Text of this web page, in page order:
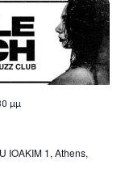
μμ
IOAKIM 1, Athens,